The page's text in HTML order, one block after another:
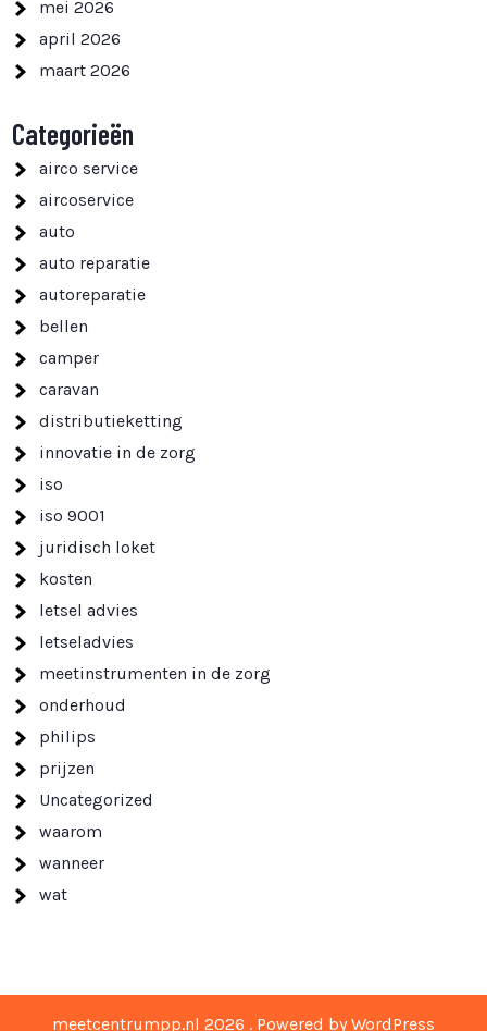
mei 2026
april 2026
maart 2026
Categorieën
airco service
aircoservice
auto
auto reparatie
autoreparatie
bellen
camper
caravan
distributieketting
innovatie in de zorg
iso
iso 9001
juridisch loket
kosten
letsel advies
letseladvies
meetinstrumenten in de zorg
onderhoud
philips
prijzen
Uncategorized
waarom
wanneer
wat
meetcentrumpp.nl 2026 . Powered by WordPress